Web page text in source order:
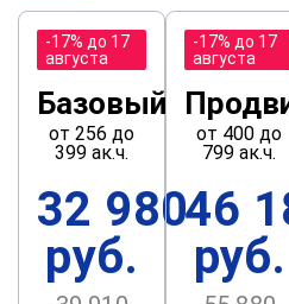
-17% до 17
августа
Базовый
от 256 до
399 ак.ч.
32 980
руб.
-17% до 17
августа
от 400 до
799 ак.ч.
46
руб.